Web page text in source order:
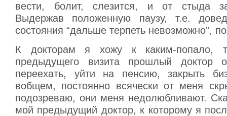
вести, болит, слезится, и от стыда
Выдержав положенную паузу, т.е.
состояния “дальше терпеть невозможно”,
К докторам я хожу к каким-попало,
предыдущего визита прошлый доктор
переехать, уйти на пенсию, закрыть
вобщем, постоянно всячески от меня
подозреваю, они меня недолюбливают.
мой предыдущий доктор, к которому я